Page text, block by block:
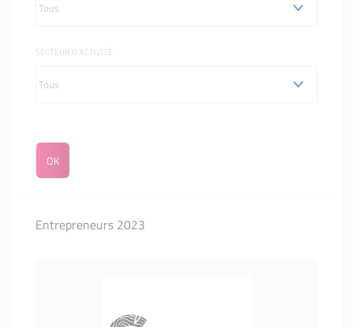
SECTEUR D'ACTIVITÉ
Entrepreneurs 2023